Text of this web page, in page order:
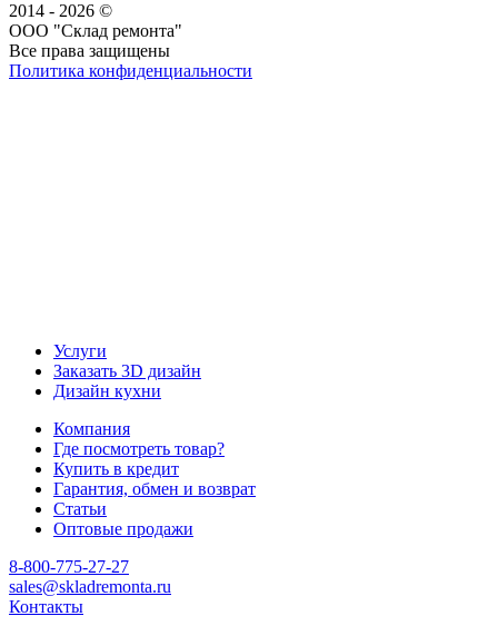
2014 - 2026 ©
ООО "Склад ремонта"
Все права защищены
Политика конфиденциальности
Услуги
Заказать 3D дизайн
Дизайн кухни
Компания
Где посмотреть товар?
Купить в кредит
Гарантия, обмен и возврат
Статьи
Оптовые продажи
8-800-775-27-27
sales@skladremonta.ru
Контакты